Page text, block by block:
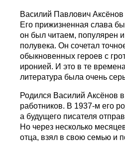
Василий Павлович Аксёнов
Его прижизненная слава
он был читаем, популярен
полувека. Он сочетал
обыкновенных героев с
иронией. И это в те
литература была очень
Родился Василий Аксёнов
работников. В 1937-м его
а будущего писателя
Но через несколько
отца, взял в свою семью и